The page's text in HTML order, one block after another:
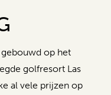
op het
golfresort Las
al vele prijzen op